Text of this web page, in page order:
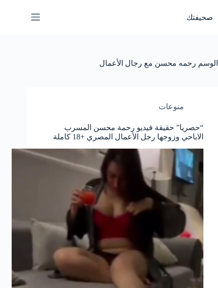
المحتوى
صحيفتك
الوسم رحمه محسن مع رجال الأعمال
منوعات
“حصريا” حقيقة فيديو رحمة محسن المسرب
الاباحي وزوجها رجل الأعمال المصري +18 كاملة